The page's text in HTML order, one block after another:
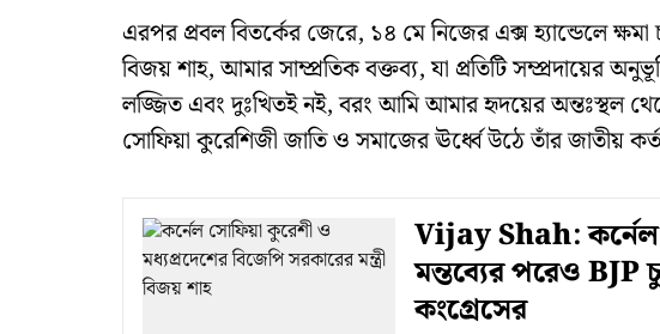
এরপর প্রবল বিতর্কের জেরে, ১৪ মে নিজের এক্স হ্যান্ডেলে ক্ষমা
বিজয় শাহ, আমার সাম্প্রতিক বক্তব্য, যা প্রতিটি সম্প্রদায়ের
লজ্জিত এবং দুঃখিতই নই, বরং আমি আমার হৃদয়ের অন্তঃস্থল
সোফিয়া কুরেশিজী জাতি ও সমাজের ঊর্ধ্বে উঠে তাঁর জাতীয়
Vijay Shah:
মন্তব্যের পরেও BJP
কংগ্রেসের